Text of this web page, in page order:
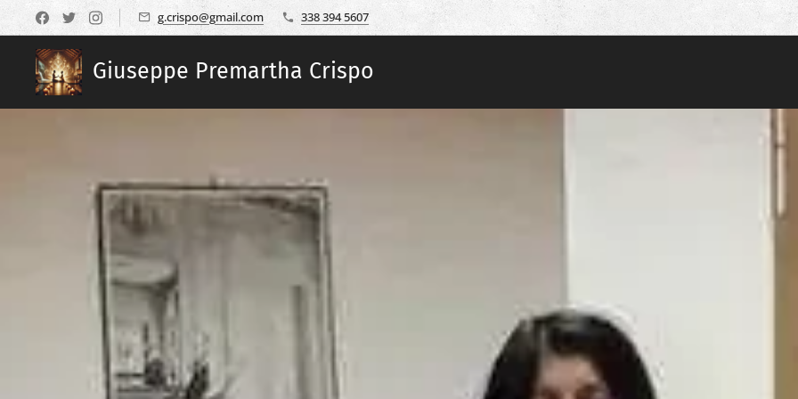
g.crispo@gmail.com 338 394 5607
Giuseppe Premartha Crispo